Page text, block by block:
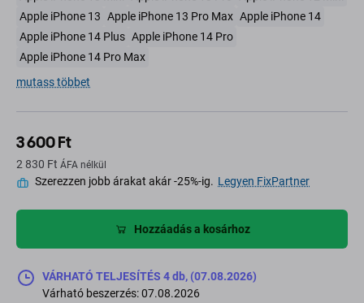
Apple iPhone 13 Apple iPhone 13 Pro Max Apple iPhone 14
Apple iPhone 14 Plus Apple iPhone 14 Pro
Apple iPhone 14 Pro Max
mutass többet
3 600 Ft
2 830 Ft ÁFA nélkül
Szerezzen jobb árakat akár -25%-ig. Legyen FixPartner
Hozzáadás a kosárhoz
VÁRHATÓ TELJESÍTÉS 4 db, (07.08.2026)
Várható beszerzés: 07.08.2026